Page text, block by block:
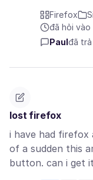
Firefox
đã hỏi
Paul đã trả
lost firefox
i have had firefox
of a sudden this
button. can i get